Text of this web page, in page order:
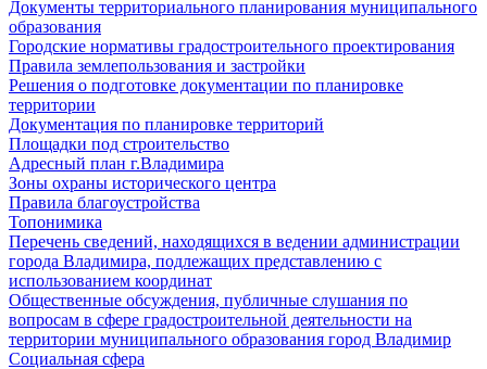
Документы территориального планирования муниципального
образования
Городские нормативы градостроительного проектирования
Правила землепользования и застройки
Решения о подготовке документации по планировке
территории
Документация по планировке территорий
Площадки под строительство
Адресный план г.Владимира
Зоны охраны исторического центра
Правила благоустройства
Топонимика
Перечень сведений, находящихся в ведении администрации
города Владимира, подлежащих представлению с
использованием координат
Общественные обсуждения, публичные слушания по
вопросам в сфере градостроительной деятельности на
территории муниципального образования город Владимир
Социальная сфера